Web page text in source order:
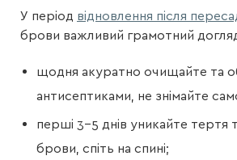
У період відновлення після
брови важливий грамотний
щодня акуратно очищайте та
антисептиками, не знімайте
перші 3–5 днів уникайте тертя
брови, спіть на спині;